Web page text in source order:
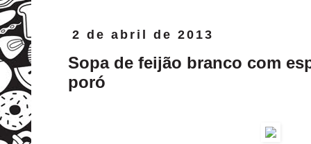
2 de abril de 2013
Sopa de feijão branco com
poró